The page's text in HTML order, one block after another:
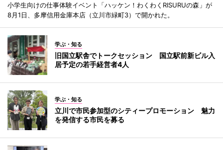
小学生向けの仕事体験イベント「ハッケン！わくわくRISURUの森」が
8月1日、多摩信用金庫本店（立川市緑町3）で開かれた。
学ぶ・知る
旧国立駅舎でトークセッション 国立駅前新ビル入
居予定の若手経営者4人
学ぶ・知る
立川で市民参加型のシティープロモーション 魅力
を発信する市民を募る